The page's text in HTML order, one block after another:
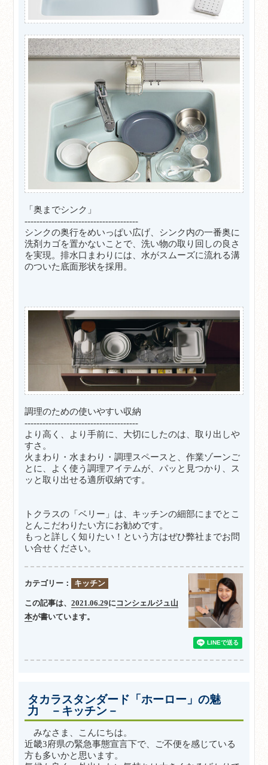
「奥までシンク」
--------------------------------------
シンクの奥行をめいっぱい広げ、シンク内の一番奥に
洗剤カゴを置かないことで、洗い物の取り回しの良さ
を実現。排水口まわりには、水がスムーズに流れる溝
のついた底面形状を採用。
調理のための使いやすい収納
--------------------------------------
より高く、より手前に、大切にしたのは、取り出しや
すさ。
火まわり・水まわり・調理スペースと、作業ゾーンご
とに、よく使う調理アイテムが、パッと見つかり、ス
ッと取り出せる適所収納です。
トクラスの「ベリー」は、キッチンの細部にまでとこ
とんこだわりたい方にお勧めです。
もっと詳しく知りたい！という方はぜひ弊社までお問
い合せください。
カテゴリー： キッチン
この記事は、2021.06.29にコンシェルジュ山
本が書いています。
タカラスタンダード「ホーロー」の魅
力 －キッチン－
みなさま、こんにちは。
近畿3府県の緊急事態宣言下で、ご不便を感じている
方も多いかと思います。